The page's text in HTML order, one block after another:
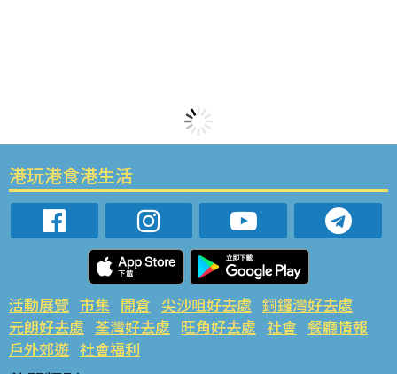
港玩港食港生活
活動展覽 市集 開倉 尖沙咀好去處 銅鑼灣好去處
元朗好去處 荃灣好去處 旺角好去處 社會 餐廳情報
戶外郊遊 社會福利